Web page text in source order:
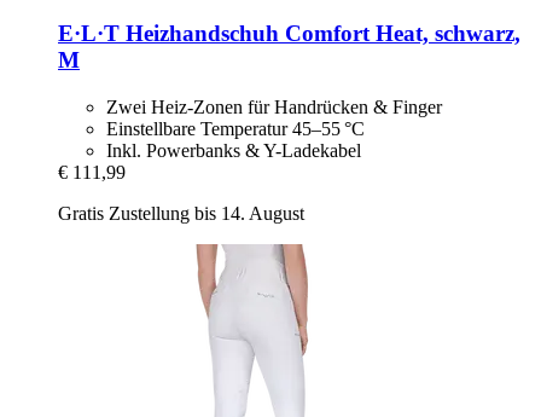
E·L·T Heizhandschuh Comfort Heat, schwarz,
M
Zwei Heiz-Zonen für Handrücken & Finger
Einstellbare Temperatur 45–55 °C
Inkl. Powerbanks & Y-Ladekabel
€ 111,99
Gratis Zustellung bis 14. August